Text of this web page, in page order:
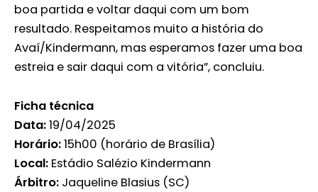
boa partida e voltar daqui com um bom
resultado. Respeitamos muito a história do
Avaí/Kindermann, mas esperamos fazer uma boa
estreia e sair daqui com a vitória”, concluiu.
Ficha técnica
Data:19/04/2025
Horário:15h00 (horário de Brasília)
Local: Estádio Salézio Kindermann
Árbitro: Jaqueline Blasius (SC)